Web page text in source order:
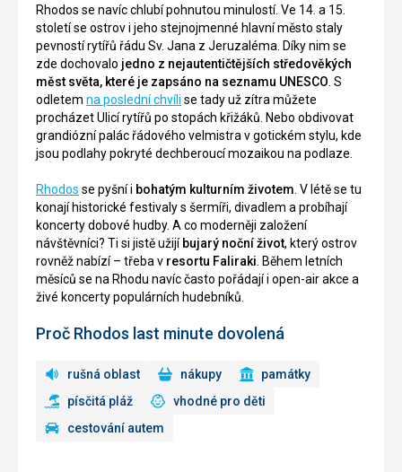
Rhodos se navíc chlubí pohnutou minulostí. Ve 14. a 15.
století se ostrov i jeho stejnojmenné hlavní město staly
pevností rytířů řádu Sv. Jana z Jeruzaléma. Díky nim se
zde dochovalo jedno z nejautentičtějších středověkých
měst světa, které je zapsáno na seznamu UNESCO . S
odletem na poslední chvíli se tady už zítra můžete
procházet Ulicí rytířů po stopách křižáků. Nebo obdivovat
grandiózní palác řádového velmistra v gotickém stylu, kde
jsou podlahy pokryté dechberoucí mozaikou na podlaze.
Rhodos se pyšní i bohatým kulturním životem . V létě se tu
konají historické festivaly s šermíři, divadlem a probíhají
koncerty dobové hudby. A co moderněji založení
návštěvníci? Ti si jistě užijí bujarý noční život, který ostrov
rovněž nabízí – třeba v resortu Faliraki . Během letních
měsíců se na Rhodu navíc často pořádají i open-air akce a
živé koncerty populárních hudebníků.
Proč Rhodos last minute dovolená
rušná oblast nákupy
památky
písčitá pláž
vhodné pro děti
cestování autem